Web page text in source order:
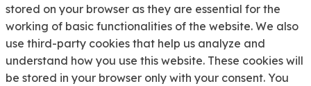
stored on your browser as they are essential for the
working of basic functionalities of the website. We also
use third-party cookies that help us analyze and
understand how you use this website. These cookies will
be stored in your browser only with your consent. You